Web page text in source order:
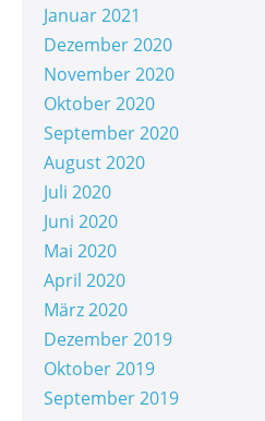
Januar 2021
Dezember 2020
November 2020
Oktober 2020
September 2020
August 2020
Juli 2020
Juni 2020
Mai 2020
April 2020
März 2020
Dezember 2019
Oktober 2019
September 2019